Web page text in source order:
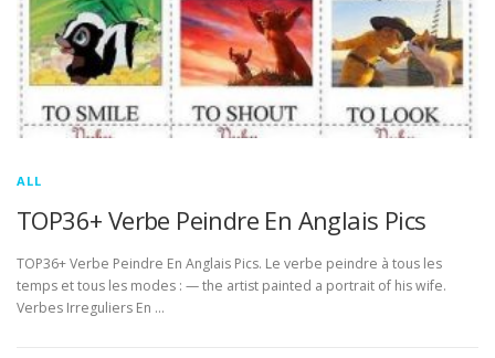
ALL
TOP36+ Verbe Peindre En Anglais Pics
TOP36+ Verbe Peindre En Anglais Pics. Le verbe peindre à tous les
temps et tous les modes : — the artist painted a portrait of his wife.
Verbes Irreguliers En …